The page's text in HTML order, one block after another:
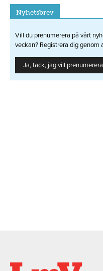
Nyhetsbrev
Vill du prenumerera på vårt
veckan? Registrera dig genom
Ja, tack, jag vill